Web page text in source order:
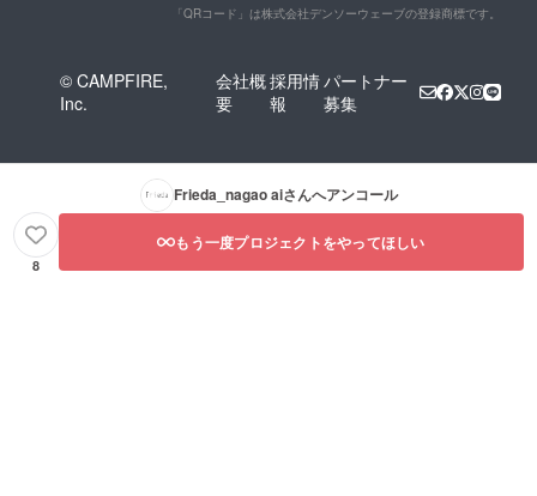
「QRコード」は株式会社デンソーウェーブの登録商標です。
© CAMPFIRE,
Inc.
会社概
要
採用情
報
パートナー
募集
Frieda_nagao aiさんへアンコール
8
もう一度プロジェクトをやってほしい